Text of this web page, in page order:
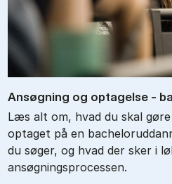
An­søg­ning og op­ta­gel­se -
Læs alt om, hvad du skal
optaget på en
du søger, og hvad der sker i
ansøgningsprocessen.